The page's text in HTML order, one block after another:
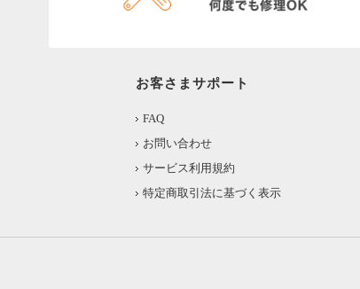
お客さまサポート
FAQ
お問い合わせ
サービス利用規約
特定商取引法に基づく表示